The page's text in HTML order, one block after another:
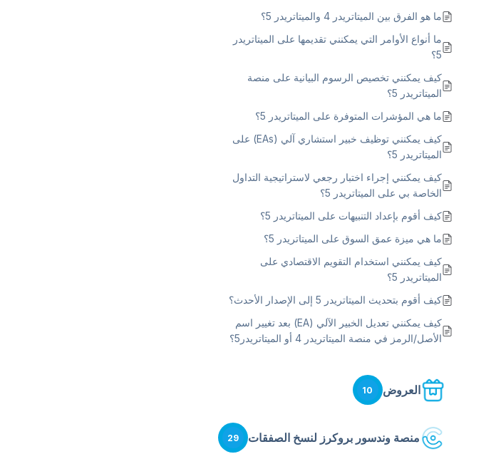
ما هو الفرق بين الميتاتريدر 4 والميتاتريدر 5؟
ما أنواع الأوامر التي يمكنني تقديمها على الميتاتريدر
5؟
كيف يمكنني تخصيص الرسوم البيانية على منصة
الميتاتريدر 5؟
ما هي المؤشرات المتوفرة على الميتاتريدر 5؟
كيف يمكنني توظيف خبير استشاري آلي (EAs) على
الميتاتريدر 5؟
كيف يمكنني إجراء اختبار رجعي لاستراتيجية التداول
الخاصة بي على الميتاتريدر 5؟
كيف أقوم بإعداد التنبيهات على الميتاتريدر 5؟
ما هي ميزة عمق السوق على الميتاتريدر 5؟
كيف يمكنني استخدام التقويم الاقتصادي على
الميتاتريدر 5؟
كيف أقوم بتحديث الميتاتريدر 5 إلى الإصدار الأحدث؟
كيف يمكنني تعديل الخبير الآلي (EA) بعد تغيير اسم
الأصل/الرمز في منصة الميتاتريدر 4 أو الميتاتريدر5؟
العروض 10
منصة وندسور بروكرز لنسخ الصفقات 29